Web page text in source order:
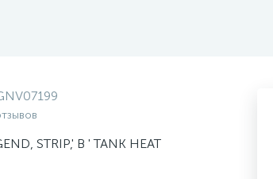
STRIP,' B ' TANK HEAT